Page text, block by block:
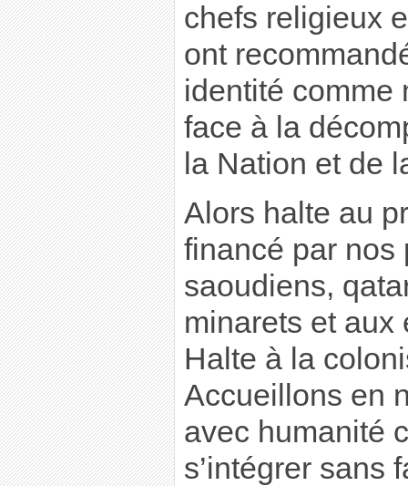
chefs religieux
ont
identité comme
face à la
la Nation et de
Alors halte au
financé par nos
saoudiens,
minarets et aux
Halte à la
Accueillons en
avec humanité
s’intégrer sans